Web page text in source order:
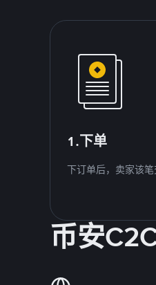
1.下单
下订单后，卖家该笔
币安